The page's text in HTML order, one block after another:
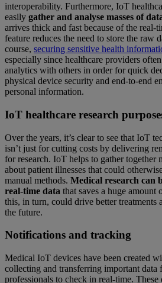
interoperability. Furthermore, IoT
easily gather and analyse masses of
arrives thick and fast because of the
feature reduces the need to store the raw
course, securing sensitive health
especially since healthcare providers
analytics with others in order for quick
physical device security and end-to-end
personal information.
IoT healthcare research
Over the years, it’s clear to see that IoT
isn’t just for cutting costs by delivering
for research. IoT helps to gather together
about patient illnesses that could
manual methods. Medical research can
real-time data that saves a huge amount
this, in turn, could drive better treatments
the future.
Notifications and tracking
Medical IoT devices have been created
collecting and transferring important data
professionals to check in real-time. These